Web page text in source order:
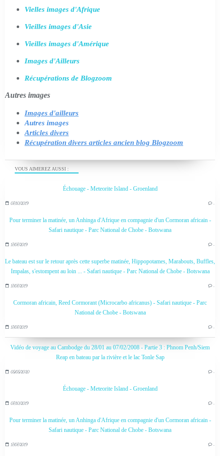
VOUS AIMEREZ AUSSI :
Échouage - Meteorite Island - Groenland
07/10/2019 …
Pour terminer la matinée, un Anhinga d'Afrique en compagnie d'un Cormoran africain -
Safari nautique - Parc National de Chobe - Botswana
17/07/2019 …
Le bateau est sur le retour après cette superbe matinée, Hippopotames, Marabouts, Buffles,
Impalas, s'estompent au loin ... - Safari nautique - Parc National de Chobe - Botswana
17/07/2019 …
Cormoran africain, Reed Cormorant (Microcarbo africanus) - Safari nautique - Parc
National de Chobe - Botswana
17/07/2019 …
Vidéo de voyage au Cambodge du 28/01 au 07/02/2008 - Partie 3 : Phnom Penh/Siem
Reap en bateau par la rivière et le lac Tonle Sap
05/05/2020 …
Échouage - Meteorite Island - Groenland
07/10/2019 …
Pour terminer la matinée, un Anhinga d'Afrique en compagnie d'un Cormoran africain -
Safari nautique - Parc National de Chobe - Botswana
17/07/2019 …
Vielles images d'Afrique
Vieilles images d'Asie
Vieilles images d'Amérique
Images d'Ailleurs
Récupérations de Blogzoom
Autres images
Images d'ailleurs
Autres images
Articles divers
Récupération divers articles ancien blog Blogzoom